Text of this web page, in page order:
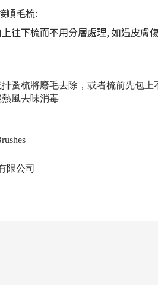
順毛梳:
往下梳而不用分層處理, 如遇皮膚
蚤梳將廢毛去除， 或者梳前先包上
風去味消毒
限公司